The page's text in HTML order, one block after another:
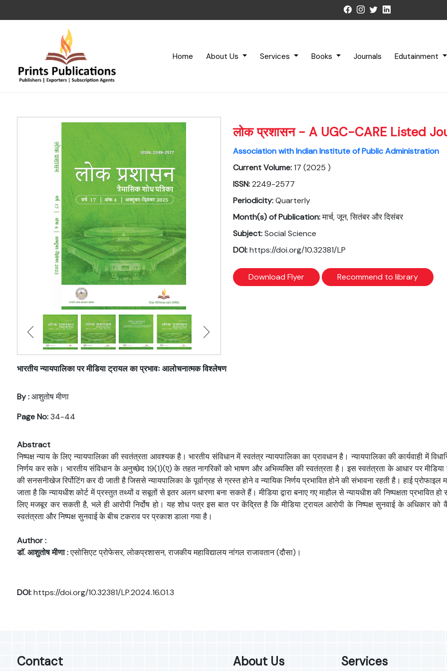
Home About Us Services Books Journals Edutainment
लोक प्रशासन - A UGC-CARE Listed
Association with Indian Institute of Public Administration
Current Volume:17 (2025 )
ISSN:2249-2577
Periodicity:Quarterly
Month(s) of Publication:मार्च, जून, सितंबर और दिसंबर
Subject:Social Science
DOI:https://doi.org/10.32381/LP
Download Flyer Recommend to library
भारतीय न्यायपालिका पर मीडिया ट्रायल का प्रभावः आलोचनात्मक विश्लेषण
By :आशुतोष मीणा
Page No:34-44
Abstract
निष्पक्ष न्याय के लिए न्यायपालिका की स्वतंत्रता आवश्यक है। भारतीय संविधान में स्वतंत्र न्यायपालिका का प्रावधान है। न्यायपालिका की कार्यवाही में
निर्णय कर सके। भारतीय संविधान के अनुच्छेद 19(1)(ए) के तहत नागरिकों को भाषण और अभिव्यक्ति की स्वतंत्रता है। इस स्वतंत्रता के आधार पर मीडिया
की सनसनीखेज रिर्पोटिंग कर दी जाती है जिससे न्यायपालिका के पूर्वाग्रह से ग्रस्त होने व न्यायिक निर्णय प्रभावित होने की संभावना रहती है। हाई प्रोफाइल
जाता है कि न्यायधीश कोर्ट में प्रस्तुत तथ्यों व सबूतों से इतर अलग धारणा बना सकते हैं। मीडिया द्वारा बनाए गए माहौल से न्यायधीश की निष्पक्षता
लिए मजबूर कर सकती है, भले ही आरोपी निर्दोष हो। यह शोध पत्र इस बात पर केंद्रित है कि मीडिया ट्रायल आरोपी के निष्पक्ष सुनवाई के अधिकार
स्वतंत्रता और निष्पक्ष सुनवाई के बीच टकराव पर प्रकाश डाला गया है।
Author :
डाॅ. आशुतोष मीणा :एसोसिएट प्रोफेसर, लोकप्रशासन, राजकीय महाविद्यालय नांगल राजावतान (दौसा)।
DOI:https://doi.org/10.32381/LP.2024.16.01.3
Contact About Us Services